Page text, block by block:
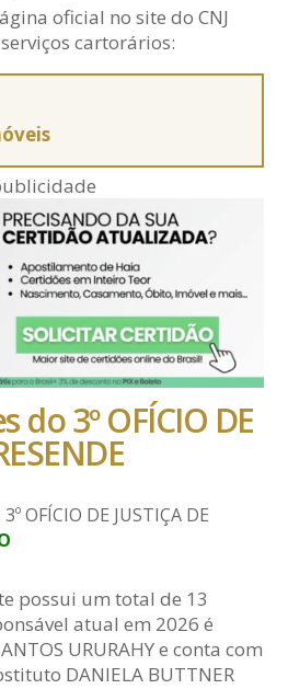
oficial no site do CNJ
cartorários:
do 3º OFÍCIO DE
OFÍCIO DE JUSTIÇA DE
possui um total de 13
atual em 2026 é
URURAHY e conta com
DANIELA BUTTNER